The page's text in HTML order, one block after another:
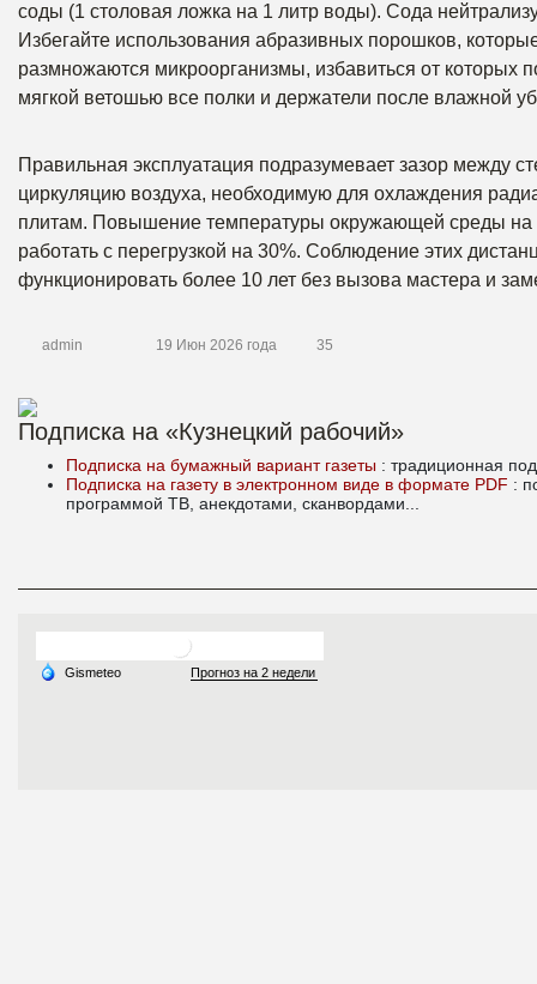
соды (1 столовая ложка на 1 литр воды). Сода
Избегайте использования абразивных порошков,
размножаются микроорганизмы, избавиться от
мягкой ветошью все полки и держатели после влажной
Правильная эксплуатация подразумевает зазор между
циркуляцию воздуха, необходимую для охлаждения
плитам. Повышение температуры окружающей среды
работать с перегрузкой на 30%. Соблюдение этих
функционировать более 10 лет без вызова мастера и
admin 19 Июн 2026 года 35
Подписка на «Кузнецкий рабочий»
Подписка на бумажный вариант газеты : традиционная
Подписка на газету в электронном виде в формате PDF :
программой ТВ, анекдотами, сканвордами...